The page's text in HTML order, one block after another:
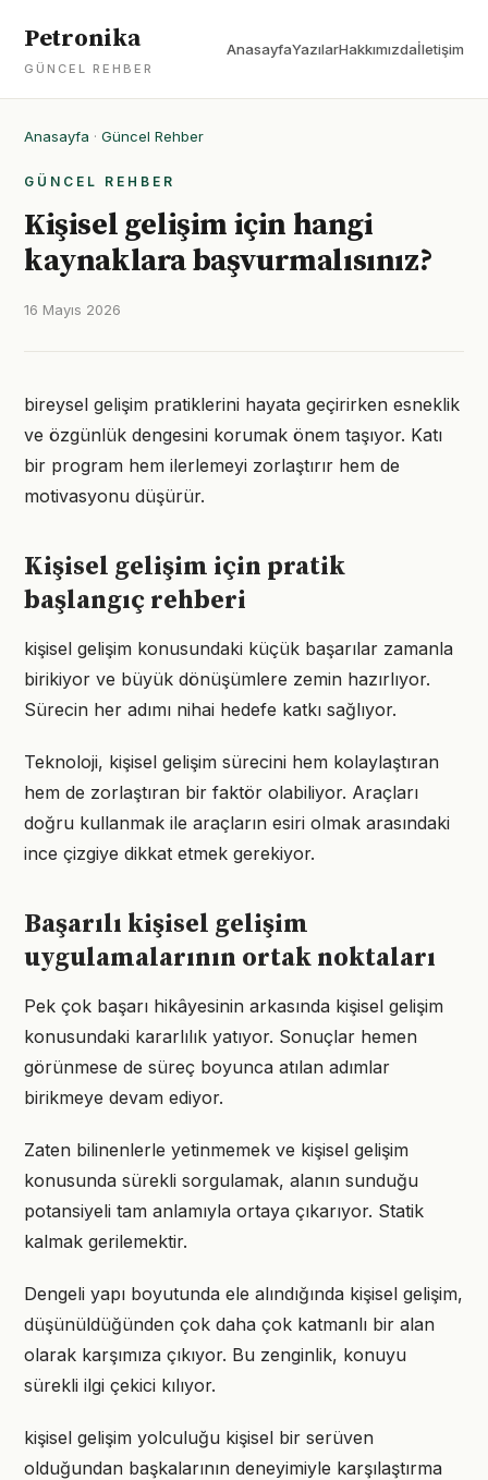
Petronika
GÜNCEL REHBER
AnasayfaYazılarHakkımızdaİletişim
Anasayfa · Güncel Rehber
GÜNCEL REHBER
Kişisel gelişim için hangi
kaynaklara başvurmalısınız?
16 Mayıs 2026
bireysel gelişim pratiklerini hayata geçirirken esneklik
ve özgünlük dengesini korumak önem taşıyor. Katı
bir program hem ilerlemeyi zorlaştırır hem de
motivasyonu düşürür.
Kişisel gelişim için pratik
başlangıç rehberi
kişisel gelişim konusundaki küçük başarılar zamanla
birikiyor ve büyük dönüşümlere zemin hazırlıyor.
Sürecin her adımı nihai hedefe katkı sağlıyor.
Teknoloji, kişisel gelişim sürecini hem kolaylaştıran
hem de zorlaştıran bir faktör olabiliyor. Araçları
doğru kullanmak ile araçların esiri olmak arasındaki
ince çizgiye dikkat etmek gerekiyor.
Başarılı kişisel gelişim
uygulamalarının ortak noktaları
Pek çok başarı hikâyesinin arkasında kişisel gelişim
konusundaki kararlılık yatıyor. Sonuçlar hemen
görünmese de süreç boyunca atılan adımlar
birikmeye devam ediyor.
Zaten bilinenlerle yetinmemek ve kişisel gelişim
konusunda sürekli sorgulamak, alanın sunduğu
potansiyeli tam anlamıyla ortaya çıkarıyor. Statik
kalmak gerilemektir.
Dengeli yapı boyutunda ele alındığında kişisel gelişim,
düşünüldüğünden çok daha çok katmanlı bir alan
olarak karşımıza çıkıyor. Bu zenginlik, konuyu
sürekli ilgi çekici kılıyor.
kişisel gelişim yolculuğu kişisel bir serüven
olduğundan başkalarının deneyimiyle karşılaştırma